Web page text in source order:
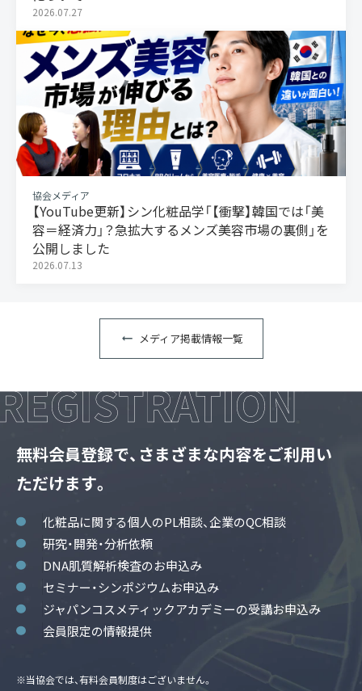
2026.07.27
協会メディア
【YouTube更新】シン化粧品学「【衝撃】韓国では「美
容＝経済力」？急拡大するメンズ美容市場の裏側」を
公開しました
2026.07.13
メディア掲載情報一覧
無料会員登録で、さまざまな内容をご利用い
ただけます。
化粧品に関する個人のPL相談、企業のQC相談
研究・開発・分析依頼
DNA肌質解析検査のお申込み
セミナー・シンポジウムお申込み
ジャパンコスメティックアカデミーの受講お申込み
会員限定の情報提供
※当協会では、有料会員制度はございません。